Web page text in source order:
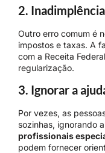
2.
Outro erro comum é
impostos e taxas. A
com a Receita
regularização.
3. Ignorar a
Por vezes, as
sozinhas, ignorando
profissionais
podem fornecer